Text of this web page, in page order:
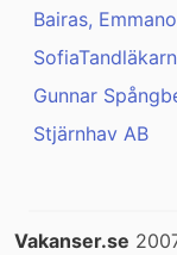
Bairas,
Gunnar
Stjärnhav AB
Vakanser.se